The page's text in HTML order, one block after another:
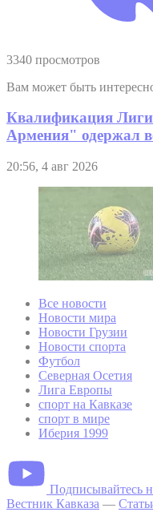
3340 просмотров
Вам может быть
Квалификация
Армения" одержал
20:56, 4 авг 2026
Все новости
Новости мира
Новости Грузии
Новости спорта
Футбол
Северная Осетия
Лига Европы
спорт на Кавказе
спорт в мире
Иберия 1999
Подписывайтесь
Вестник Кавказа —